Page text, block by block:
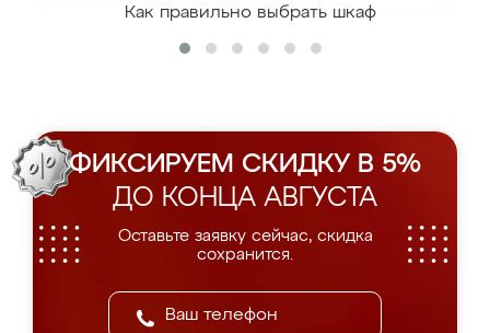
Как правильно выбрать шкаф
ФИКСИРУЕМ СКИДКУ В 5%
ДО КОНЦА АВГУСТА
Оставьте заявку сейчас, скидка
сохранится.